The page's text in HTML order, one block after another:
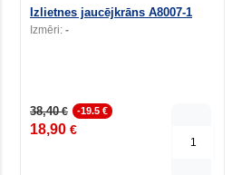
Izlietnes jaucējkrāns A8007-1
Izmēri: -
38,40€ -19.5 €
18,90 €